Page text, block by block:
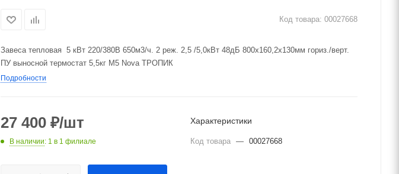
Код товара: 00027668
Завеса тепловая 5 кВт 220/380В 650м3/ч. 2 реж. 2,5 /5,0кВт 48дБ 800х160,2х130мм гориз./верт.
ПУ выносной термостат 5,5кг М5 Nova ТРОПИК
Подробности
27 400 ₽/шт
В наличии: 1 в 1 филиале
Характеристики
Код товара — 00027668